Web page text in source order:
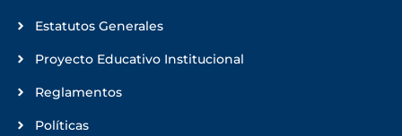
Estatutos Generales
Proyecto Educativo Institucional
Reglamentos
Políticas